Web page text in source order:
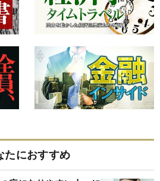
たにおすすめ